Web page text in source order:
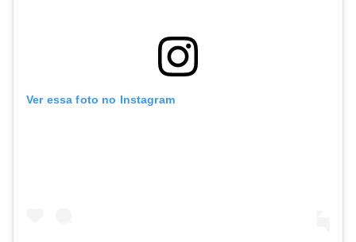
Ver essa foto no Instagram